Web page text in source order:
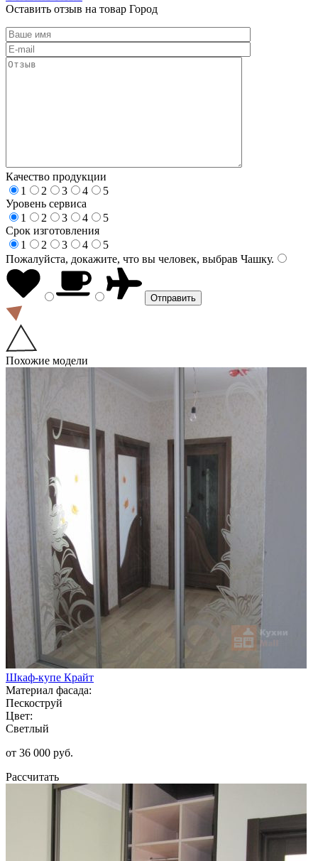
Оставить отзыв на товар Город
Качество продукции
1
2 3 4
5
Уровень сервиса
1
2 3 4
5
Срок изготовления
1
2 3 4
5
Пожалуйста, докажите, что вы человек, выбрав Чашку.
Похожие модели
Шкаф-купе Крайт
Материал фасада:
Пескоструй
Цвет:
Светлый
от 36 000 руб.
Рассчитать